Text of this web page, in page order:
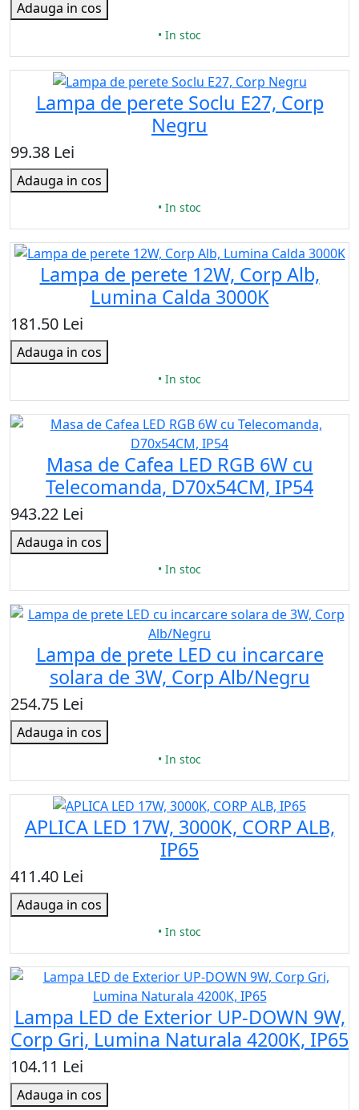
Adauga in cos
• In stoc
Lampa de perete Soclu E27, Corp
Negru
99.38 Lei
Adauga in cos
• In stoc
Lampa de perete 12W, Corp Alb,
Lumina Calda 3000K
181.50 Lei
Adauga in cos
• In stoc
Masa de Cafea LED RGB 6W cu
Telecomanda, D70x54CM, IP54
943.22 Lei
Adauga in cos
• In stoc
Lampa de prete LED cu incarcare
solara de 3W, Corp Alb/Negru
254.75 Lei
Adauga in cos
• In stoc
APLICA LED 17W, 3000K, CORP ALB,
IP65
411.40 Lei
Adauga in cos
• In stoc
Lampa LED de Exterior UP-DOWN 9W,
Corp Gri, Lumina Naturala 4200K, IP65
104.11 Lei
Adauga in cos